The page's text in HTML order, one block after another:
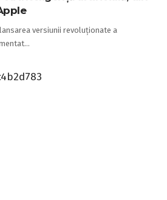
versiunii revoluționate a